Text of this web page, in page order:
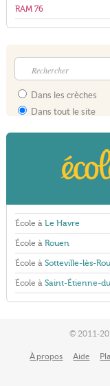
RAM 76
Dans les crèches
Dans tout le site
École à Le Havre
École à Rouen
École à Sotteville-lès-
École à Saint-Étienne-
© 2011-
À propos Aide